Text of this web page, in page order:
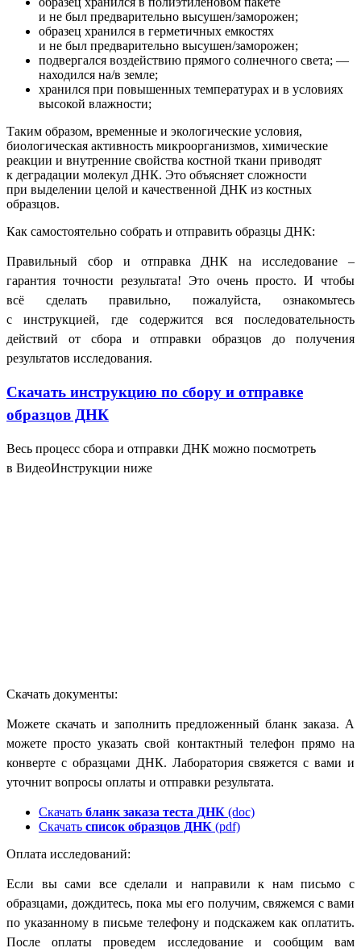
и не был предварительно высушен/заморожен;
образец хранился в герметичных емкостях
и не был предварительно высушен/заморожен;
подвергался воздействию прямого солнечного света; —
находился на/в земле;
хранился при повышенных температурах и в условиях
высокой влажности;
Таким образом, временные и экологические условия,
биологическая активность микроорганизмов, химические
реакции и внутренние свойства костной ткани приводят
к деградации молекул ДНК. Это объясняет сложности
при выделении целой и качественной ДНК из костных
образцов.
Как самостоятельно собрать и отправить образцы ДНК:
Правильный сбор и отправка ДНК на исследование –
гарантия точности результата! Это очень просто. И чтобы
всё сделать правильно, пожалуйста, ознакомьтесь
синструкцией, где содержится вся последовательность
действий от сбора и отправки образцов до получения
результатов исследования.
Скачать инструкцию по сбору и отправке
образцов ДНК
Весь процесс сбора и отправки ДНК можно посмотреть
в ВидеоИнструкции ниже
Скачать документы:
Можете скачать и заполнить предложенный бланк заказа. А
можете просто указать свой контактный телефон прямо на
конверте с образцами ДНК. Лаборатория свяжется с вами и
уточнит вопросы оплаты и отправки результата.
Скачать бланк заказа теста ДНК (doc)
Скачать список образцов ДНК (pdf)
Оплата исследований:
Если вы сами все сделали и направили к нам письмо с
образцами, дождитесь, пока мы его получим, свяжемся с вами
по указанному в письме телефону и подскажем как оплатить.
После оплаты проведем исследование и сообщим вам